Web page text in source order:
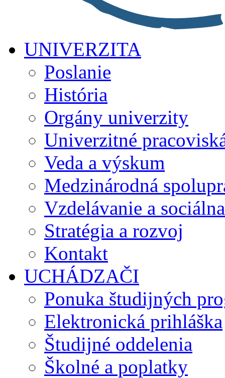
UNIVERZITA
Poslanie
História
Orgány univerzity
Univerzitné
Veda a výskum
Medzinárodná
Vzdelávanie a
Stratégia a rozvoj
Kontakt
UCHÁDZAČI
Ponuka študijných
Elektronická prihláška
Študijné oddelenia
Školné a poplatky